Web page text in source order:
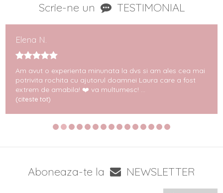
Scrie-ne un TESTIMONIAL
Elena N.
Am avut o experienta minunata la dvs si am ales cea mai
potrivita rochita cu ajutorul doamnei Laura care a fost
extrem de amabila! ❤️ va multumesc! ...
(citeste tot)
Aboneaza-te la NEWSLETTER